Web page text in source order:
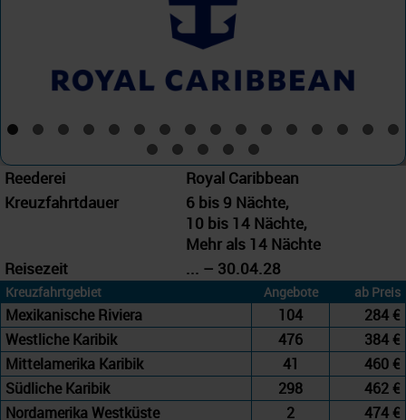
Reederei
Royal Caribbean
Kreuzfahrtdauer
6 bis 9 Nächte,
10 bis 14 Nächte,
Mehr als 14 Nächte
Reisezeit
... – 30.04.28
Kreuzfahrtgebiet Angebote ab Preis
Mexikanische Riviera 104
284 €
Westliche Karibik
476
384 €
Mittelamerika Karibik
41
460 €
Südliche Karibik
298
462 €
Nordamerika Westküste
2
474 €